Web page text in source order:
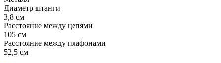
Диаметр штанги
3,8 см
Расстояние между цепями
105 см
Расстояние между плафонами
52,5 см